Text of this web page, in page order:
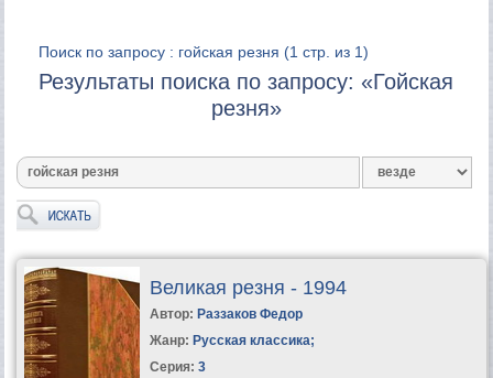
Поиск по запросу : гойская резня (1 стр. из 1)
Результаты поиска по запросу: «Гойская
резня»
Великая резня - 1994
Автор: Раззаков Федор
Жанр: Русская классика;
Серия: 3